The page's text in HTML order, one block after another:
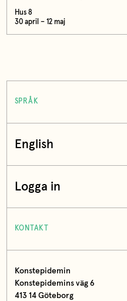
Hus 8
30 april – 12 maj
SPRÅK
English
Logga in
KONTAKT
Konstepidemin
Konstepidemins väg 6
413 14 Göteborg